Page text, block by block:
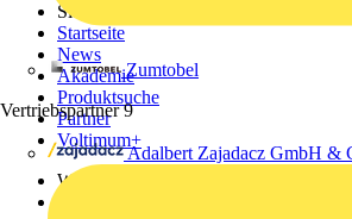
Zumtobel
Vertriebspartner 9
Adalbert Zajadacz GmbH &
Sitemap
Startseite
News
Akademie
Produktsuche
Partner
Voltimum+
Weitere Links